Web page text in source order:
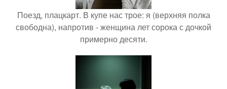
Поезд, плацкарт. В купе нас трое: я (верхняя полка
свободна), напротив - женщина лет сорока с дочкой
примерно десяти.